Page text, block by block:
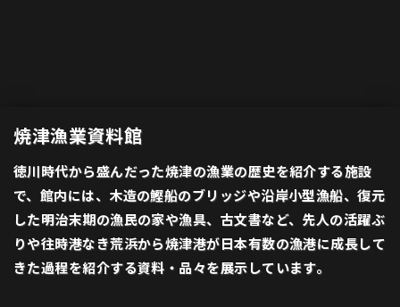
焼津漁業資料館
徳川時代から盛んだった焼津の漁業の歴史を紹介する施設
で、館内には、木造の鰹船のブリッジや沿岸小型漁船、復元
した明治末期の漁民の家や漁具、古文書など、先人の活躍ぶ
りや往時港なき荒浜から焼津港が日本有数の漁港に成長して
きた過程を紹介する資料・品々を展示しています。